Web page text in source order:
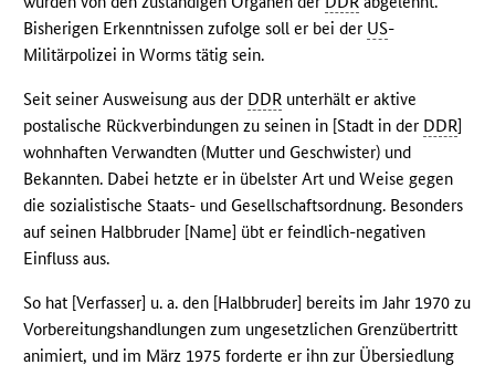
Bisherigen Erkenntnissen zufolge soll er bei der US-
Militärpolizei in Worms tätig sein.
Seit seiner Ausweisung aus der DDR unterhält er aktive
postalische Rückverbindungen zu seinen in [Stadt in der DDR]
wohnhaften Verwandten (Mutter und Geschwister) und
Bekannten. Dabei hetzte er in übelster Art und Weise gegen
die sozialistische Staats- und Gesellschaftsordnung. Besonders
auf seinen Halbbruder [Name] übt er feindlich-negativen
Einfluss aus.
So hat [Verfasser] u. a. den [Halbbruder] bereits im Jahr 1970 zu
Vorbereitungshandlungen zum ungesetzlichen Grenzübertritt
animiert, und im März 1975 forderte er ihn zur Übersiedlung